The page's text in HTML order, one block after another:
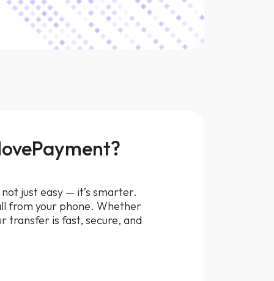
just easy — it’s smarter.
from your phone. Whether
transfer is fast, secure, and